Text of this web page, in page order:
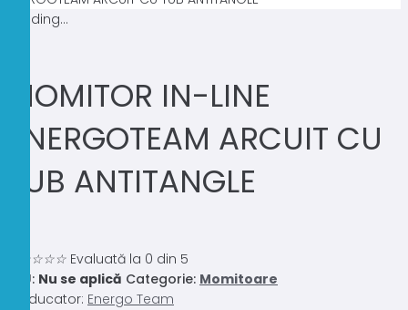
Loading...
MOMITOR IN-LINE
ENERGOTEAM ARCUIT CU
TUB ANTITANGLE
☆☆☆☆ Evaluată la 0 din 5
SKU: Nu se aplică Categorie: Momitoare
Producator: Energo Team